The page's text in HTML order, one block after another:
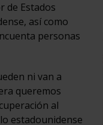
de Estados
así como
personas
ni van a
queremos
al
estadounidense